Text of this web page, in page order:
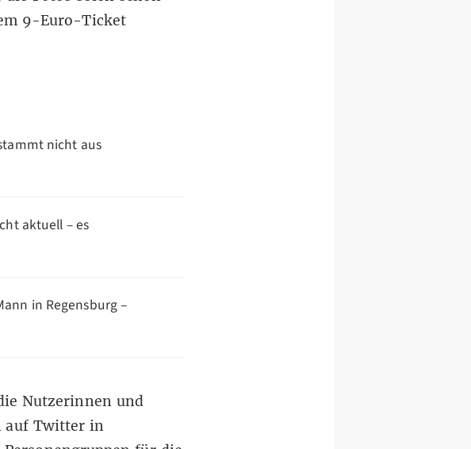
9-Euro-Ticket
nicht aus
aktuell – es
in Regensburg –
Nutzerinnen und
auf Twitter in